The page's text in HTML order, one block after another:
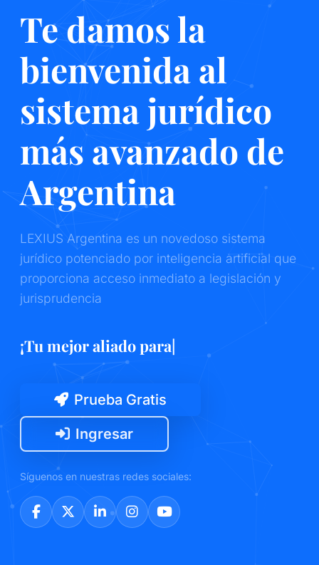
Te damos la
bienvenida al
sistema jurídico
más avanzado de
Argentina
LEXIUS Argentina es un novedoso sistema
jurídico potenciado por inteligencia artificial que
proporciona acceso inmediato a legislación y
jurisprudencia
¡Te|
Prueba Gratis
Ingresar
Síguenos en nuestras redes sociales: